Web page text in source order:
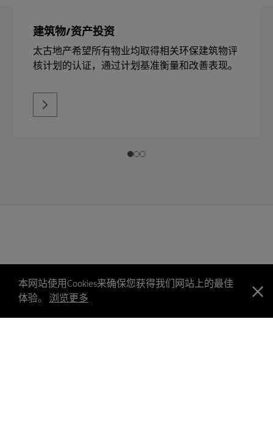
建筑物/资产投资
太古地产希望所有物业均取得相关环保建筑物评
核计划的认证，通过计划基准衡量和改善表现。
本网站使用Cookies来确保您获得我们网站上的最佳
体验。 浏览更多